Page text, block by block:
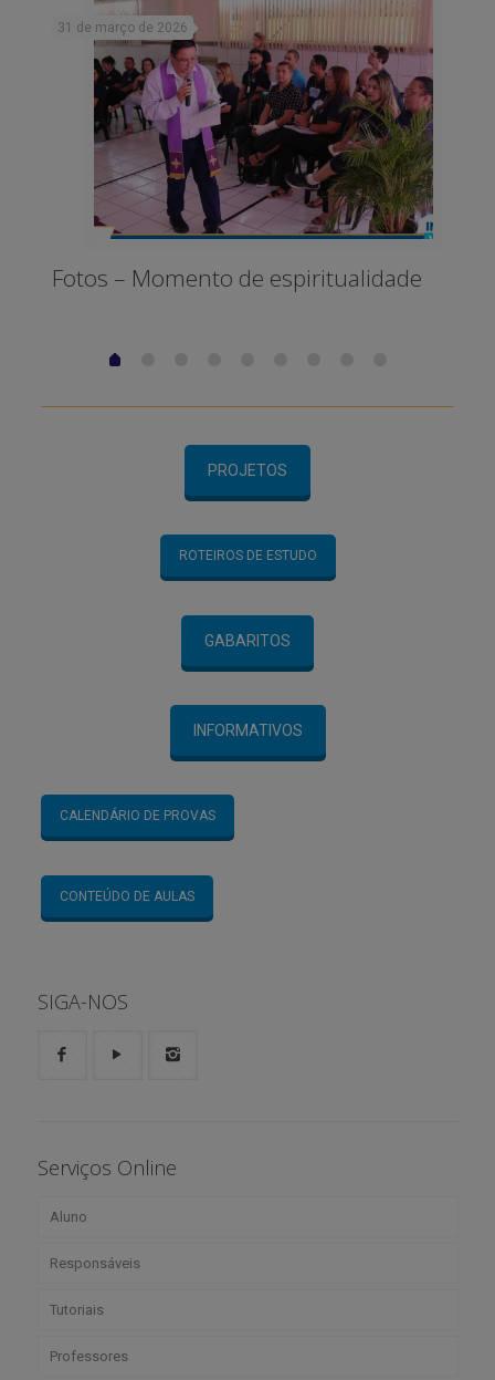
31 de março de 2026
Fotos – Momento de espiritualidade
PROJETOS
ROTEIROS DE ESTUDO
GABARITOS
INFORMATIVOS
CALENDÁRIO DE PROVAS
CONTEÚDO DE AULAS
SIGA-NOS
Serviços Online
Aluno
Boletim
Agenda
Roteiros de Estudo
Responsáveis
Portal Web
Segunda Via de Boleto
Tutoriais
Aplicativo CNSG
Professores